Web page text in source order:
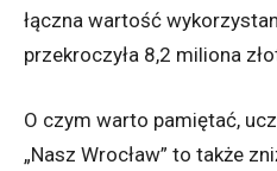
łączna wartość
przekroczyła 8,2 miliona
O czym warto pamiętać,
„Nasz Wrocław” to także